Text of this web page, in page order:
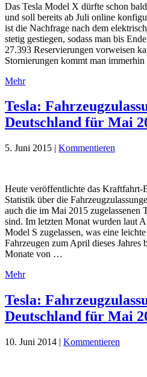
Das Tesla Model X dürfte schon
und soll bereits ab Juli online
ist die Nachfrage nach dem
stetig gestiegen, sodass man bis
27.393 Reservierungen vorweisen
Stornierungen kommt man
Mehr
Tesla:
Deutschland für Mai
5. Juni 2015 | Kommentieren
Heute veröffentlichte das Kraftfahrt-
Statistik über die
auch die im Mai 2015 zugelassenen
sind. Im letzten Monat wurden laut
Model S zugelassen, was eine
Fahrzeugen zum April dieses Jahres
Monate von …
Mehr
Tesla:
Deutschland für Mai
10. Juni 2014 | Kommentieren